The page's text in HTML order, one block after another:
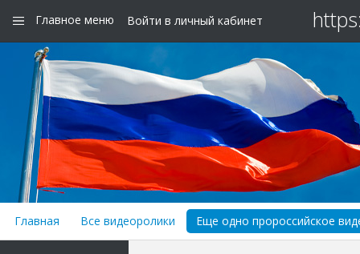
Главное меню Войти в личный кабинет
Главная Все видеоролики Еще одно пророссийское